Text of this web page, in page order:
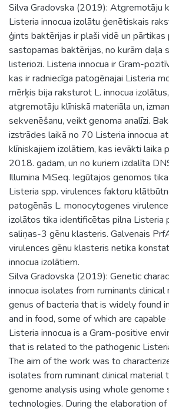
Silva Gradovska (2019): Atgremotāju
Listeria innocua izolātu ģenētiskais
ģints baktērijas ir plaši vidē un
sastopamas baktērijas, no kurām daļa
listeriozi. Listeria innocua ir Gram-
kas ir radniecīga patogēnajai Listeria
mērķis bija raksturot L. innocua
atgremotāju klīniskā materiāla un,
sekvenēšanu, veikt genoma analīzi.
izstrādes laikā no 70 Listeria innocua
klīniskajiem izolātiem, kas ievākti laika
2018. gadam, un no kuriem izdalīta
Illumina MiSeq. Iegūtajos genomos
Listeria spp. virulences faktoru
patogēnās L. monocytogenes
izolātos tika identificētas pilna Listeria
saliņas-3 gēnu klasteris. Galvenais
virulences gēnu klasteris netika
innocua izolātiem.
Silva Gradovska (2019): Genetic
innocua isolates from ruminants
genus of bacteria that is widely found
and in food, some of which are
Listeria innocua is a Gram-positive
that is related to the pathogenic
The aim of the work was to
isolates from ruminant clinical material
genome analysis using whole genome
technologies. During the elaboration